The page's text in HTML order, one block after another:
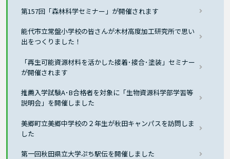
第157回「森林科学セミナー」が開催されます
能代市立常盤小学校の皆さんが木材高度加工研究所で思い
出をつくりました！
「再生可能資源材料を活かした接着･接合･塗装」セミナー
が開催されます
推薦入学試験A･B合格者を対象に「生物資源科学部学習等
説明会」を開催しました
美郷町立美郷中学校の２年生が秋田キャンパスを訪問しま
した
第一回秋田県立大学ぷち駅伝を開催しました